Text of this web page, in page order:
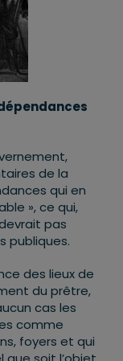
de la
qui en
», ce qui,
pas
publiques.
des lieux de
du prêtre,
cas les
comme
foyers et qui